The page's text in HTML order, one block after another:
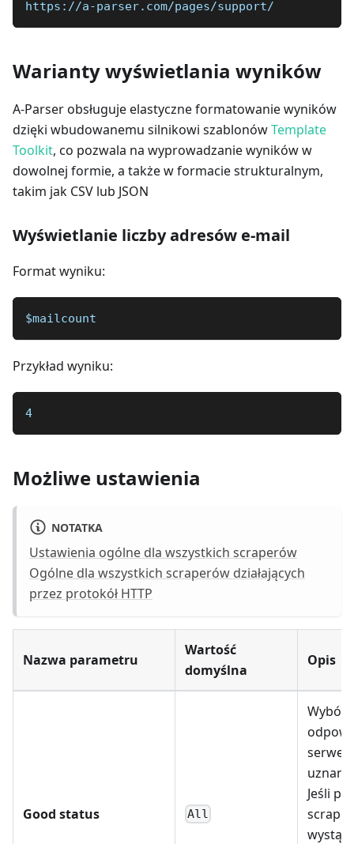
https://a-parser.com/pages/support/
Warianty wyświetlania wyników
A-Parser obsługuje elastyczne formatowanie wyników
dzięki wbudowanemu silnikowi szablonówTemplate
Toolkit, co pozwala na wyprowadzanie wyników w
dowolnej formie, a także w formacie strukturalnym,
takim jak CSV lub JSON
Wyświetlanie liczby adresów e-mail
Format wyniku:
$mailcount
Przykład wyniku:
4
Możliwe ustawienia
NOTATKA
Ustawienia ogólne dla wszystkich scraperów
Ogólne dla wszystkich scraperów działających
przez protokół HTTP
Nazwa parametru
Wartość
domyślna
Opis
Good status All
Wybór,
Jeśli